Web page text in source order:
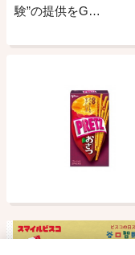
験”の提供をG…